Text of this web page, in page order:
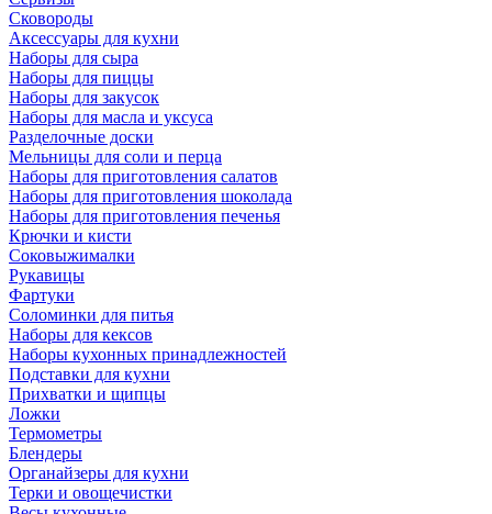
Сковороды
Аксессуары для кухни
Наборы для сыра
Наборы для пиццы
Наборы для закусок
Наборы для масла и уксуса
Разделочные доски
Мельницы для соли и перца
Наборы для приготовления салатов
Наборы для приготовления шоколада
Наборы для приготовления печенья
Крючки и кисти
Соковыжималки
Рукавицы
Фартуки
Соломинки для питья
Наборы для кексов
Наборы кухонных принадлежностей
Подставки для кухни
Прихватки и щипцы
Ложки
Термометры
Блендеры
Органайзеры для кухни
Терки и овощечистки